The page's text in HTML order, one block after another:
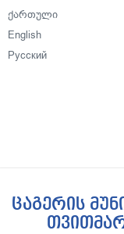
ქართული
English
Русский
ცაგერის